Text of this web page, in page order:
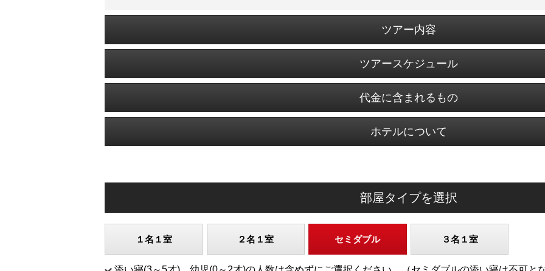
ツアー内容
ツアースケジュール
代金に含まれるもの
ホテルについて
部屋タイプを選択
１名１室 ２名１室 セミダブル ３名１室